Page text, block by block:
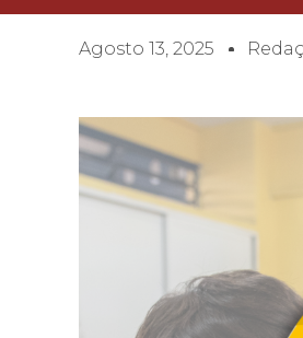
Agosto 13, 2025